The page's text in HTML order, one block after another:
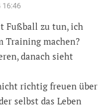
16:46
Fußball zu tun, ich
Training machen?
danach sieht
richtig freuen über
selbst das Leben